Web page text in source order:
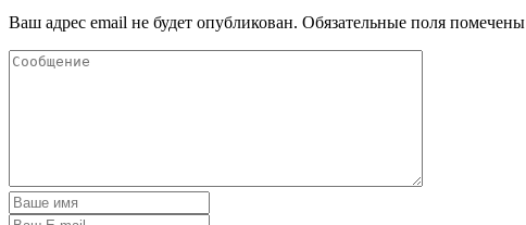
Ваш адрес email не будет опубликован. Обязательные поля помечены